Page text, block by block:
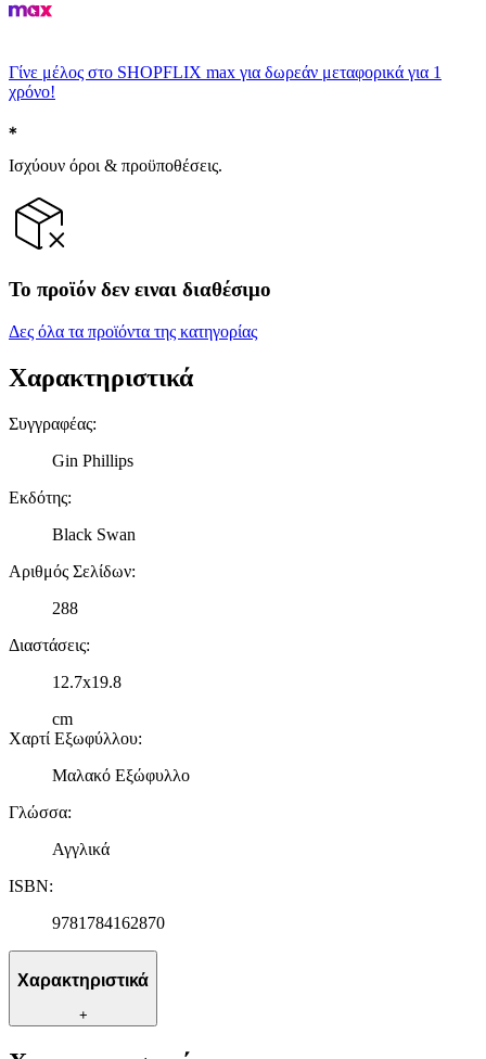
Γίνε μέλος στο SHOPFLIX max για δωρεάν μεταφορικά για 1
χρόνο!
Ισχύουν όροι & προϋποθέσεις.
Το προϊόν δεν ειναι διαθέσιμο
Δες όλα τα προϊόντα της κατηγορίας
Χαρακτηριστικά
Συγγραφέας:
Gin Phillips
Εκδότης:
Black Swan
Αριθμός Σελίδων:
288
Διαστάσεις:
12.7x19.8
cm
Χαρτί Εξωφύλλου:
Μαλακό Εξώφυλλο
Γλώσσα:
Αγγλικά
ISBN:
9781784162870
Χαρακτηριστικά
+